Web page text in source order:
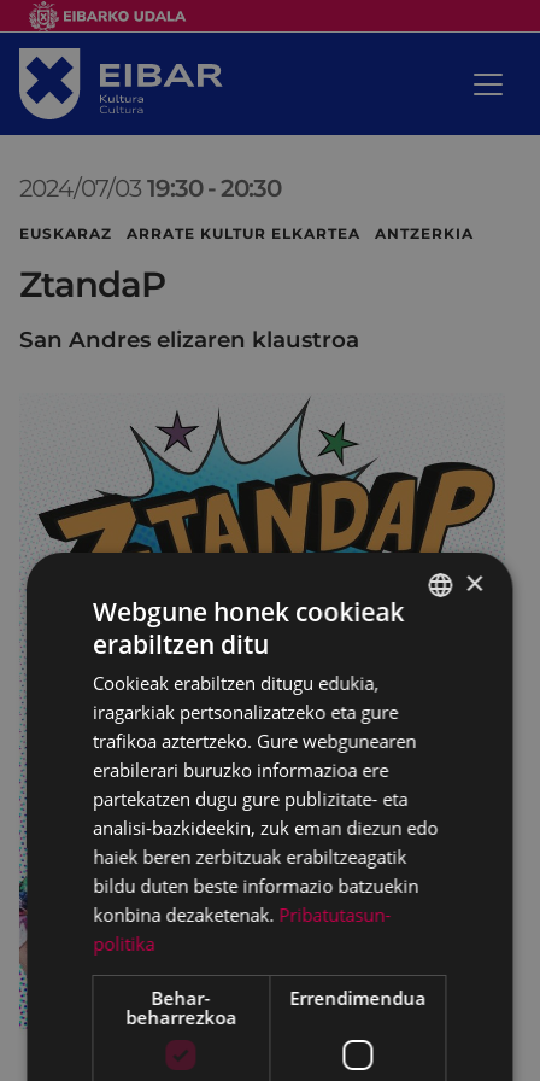
2024/07/03 19:30 -20:30
EUSKARAZ ARRATE KULTUR ELKARTEA ANTZERKIA
ZtandaP
San Andres elizaren klaustroa
×
Webgune honek cookieak
erabiltzen ditu
Cookieak erabiltzen ditugu edukia,
iragarkiak pertsonalizatzeko eta gure
trafikoa aztertzeko. Gure webgunearen
erabilerari buruzko informazioa ere
partekatzen dugu gure publizitate- eta
analisi-bazkideekin, zuk eman diezun edo
haiek beren zerbitzuak erabiltzeagatik
bildu duten beste informazio batzuekin
konbina dezaketenak. Pribatutasun-
politika
Behar-
beharrezkoa
Errendimendua